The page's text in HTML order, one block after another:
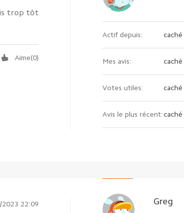
trop tôt
Aime(0)
Actif depuis: caché
Mes avis: caché
Votes utiles: caché
Avis le plus récent:caché
22:09
Greg